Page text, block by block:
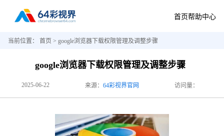
首页帮助中心
当前位置： 首页 > google浏览器下载权限管理及调整步骤
google浏览器下载权限管理及调整步骤
2025-06-22 来源： 64彩视界官网 访问量：